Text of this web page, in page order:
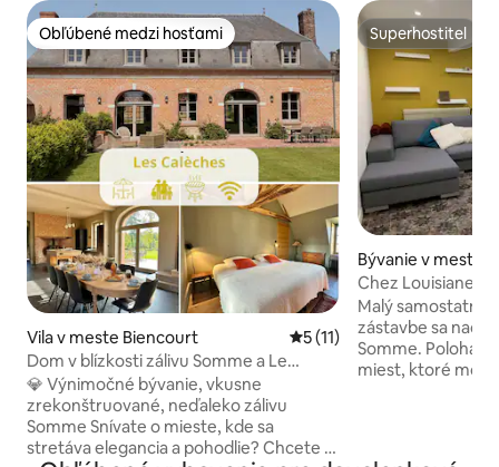
Obľúbené medzi hosťami
Obľúbené medzi hosťami
Vila v meste Biencourt Priemerné ohodnotenie 5
5 (11)
Dom v blízkosti zálivu Somme a Le
Tréport – terasa
💎 Výnimočné bývanie, vkusne
zrekonštruované, neďaleko zálivu
Somme Snívate o mieste, kde sa
stretáva elegancia a pohodlie? Chcete si
Superhostiteľ
Superhostiteľ
Bývanie v meste
botin
Chez Louisiane
Malý samostatne
zástavbe sa
Somme. Poloha v blízkosti všetkých
miest, ktoré